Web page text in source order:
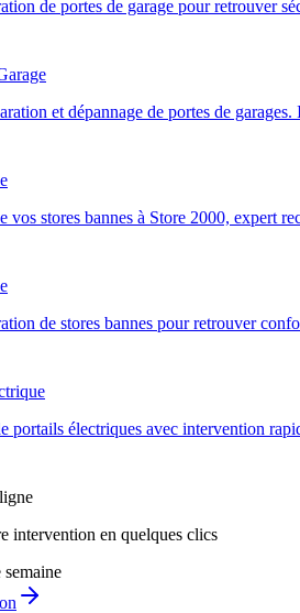
de portes de garage pour retrouver
et dépannage de portes de
vos stores bannes à Store 2000, expert
de stores bannes pour retrouver
portails électriques avec intervention
intervention en quelques clics
semaine